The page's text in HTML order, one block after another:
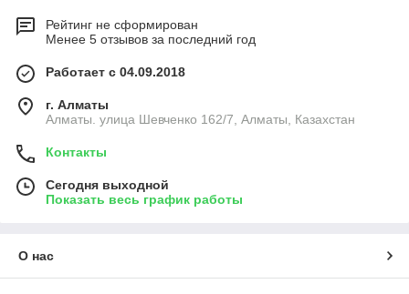
Рейтинг не сформирован
Менее 5 отзывов за последний год
Работает с 04.09.2018
г. Алматы
Алматы. улица Шевченко 162/7, Алматы, Казахстан
Контакты
Сегодня выходной
Показать весь график работы
О нас